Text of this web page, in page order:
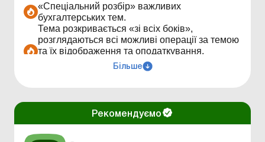
статтями по темі.
Перелік бухгалтерських показників та
констант для розрахунків.
Калькулятори для бухгалтерських
розрахунків.
Правова база всіх документів в електронному
папок з інформацією яка потрібна постійній
Щоденні новини.
Налаштування розсилок за темами та
«Спеціальний розбір» важливих
бухгалтерських тем.
Тема розкривається «зі всіх боків»,
розглядаються всі можливі операції за темою
та їх відображення та оподаткування,
надаються поради для оптимального
Більше
Рекомендуємо